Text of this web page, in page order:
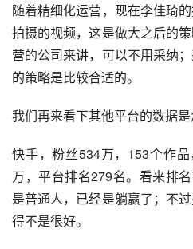
随着精细化运营，现在李佳琦
拍摄的视频，这是做大之后的
营的公司来讲，可以不用采纳
的策略是比较合适的。
我们再来看下其他平台的数据是
快手，粉丝534万，153个作
万，平台排名279名。看来排
是普通人，已经是躺赢了；不
得不是很好。